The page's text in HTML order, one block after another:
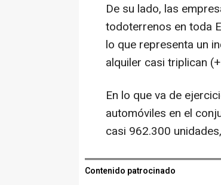
De su lado, las
todoterrenos en toda
lo que representa un
alquiler casi triplican
En lo que va de
automóviles en el
casi 962.300
Contenido patrocinado